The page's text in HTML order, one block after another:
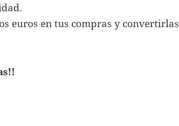
euros en tus compras y convertirlas